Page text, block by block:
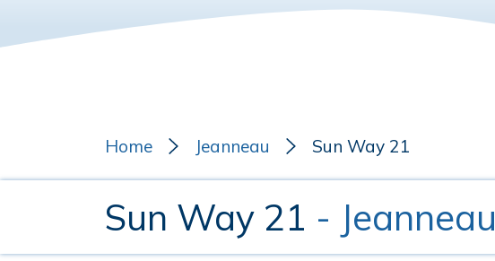
Home Jeanneau Sun Way 21
Sun Way 21 - Jeanneau